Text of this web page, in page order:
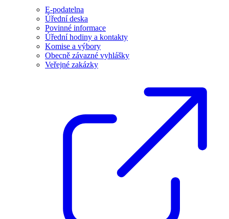
E-podatelna
Úřední deska
Povinné informace
Úřední hodiny a kontakty
Komise a výbory
Obecně závazné vyhlášky
Veřejné zakázky